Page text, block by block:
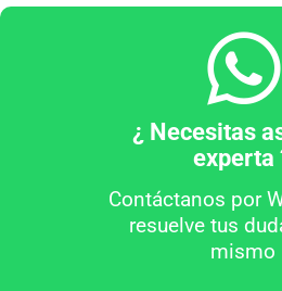
¿ Necesitas
experta
Contáctanos por
resuelve tus
mismo